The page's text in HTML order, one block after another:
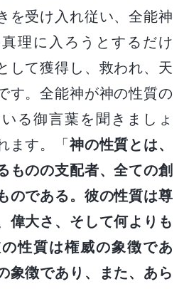
を受け入れ従い、全能神
理に入ろうとするだけ
して獲得し、救われ、天
す。全能神が神の性質の
る御言葉を聞きましょ
ます。「神の性質とは、
ものの支配者、全ての創
のである。彼の性質は尊
偉大さ、そして何よりも
性質は権威の象徴であ
象徴であり、また、あら